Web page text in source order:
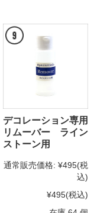
デコレーション専用
リムーバー ライン
ストーン用
通常販売価格: ¥495(税
込)
¥495(税込)